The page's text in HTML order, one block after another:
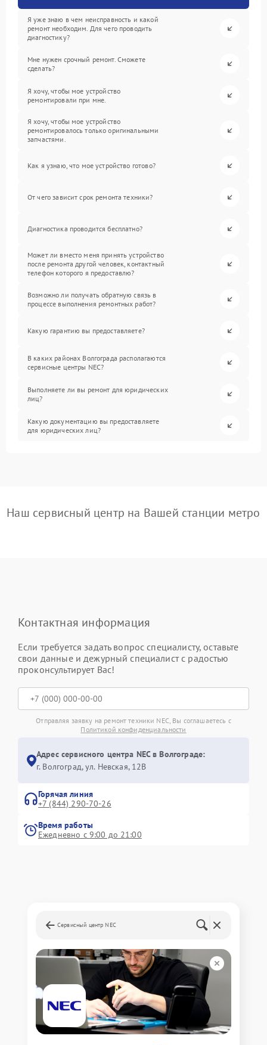
Я уже знаю в чем неисправность и какой
ремонт необходим. Для чего проводить
диагностику?
Мне нужен срочный ремонт. Сможете
сделать?
Я хочу, чтобы мое устройство
ремонтировали при мне.
Я хочу, чтобы мое устройство
ремонтировалось только оригинальными
запчастями.
Как я узнаю, что мое устройство готово?
От чего зависит срок ремонта техники?
Диагностика проводится бесплатно?
Может ли вместо меня принять устройство
после ремонта другой человек, контактный
телефон которого я предоставлю?
Возможно ли получать обратную связь в
процессе выполнения ремонтных работ?
Какую гарантию вы предоставляете?
В каких районах Волгограда располагаются
сервисные центры NEC?
Выполняете ли вы ремонт для юридических
лиц?
Какую документацию вы предоставляете
для юридических лиц?
Наш сервисный центр на Вашей станции метро
Контактная информация
Если требуется задать вопрос специалисту, оставьте
свои данные и дежурный специалист с радостью
проконсультирует Вас!
Отправляя заявку на ремонт техники NEC, Вы соглашаетесь с
Политикой конфиденциальности
Адрес сервисного центра NEC в Волгограде:
г. Волгоград, ул. Невская, 12В
Горячая линия
+7 (844) 290-70-26
Время работы
Ежедневно с 9:00 до 21:00
Сервисный центр NEC